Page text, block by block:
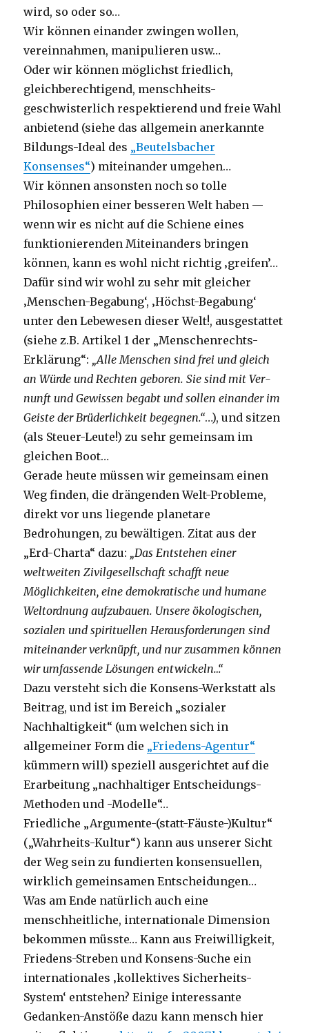
wird, so oder so…
Wir können einander zwingen wollen,
vereinnahmen, manipulieren usw…
Oder wir können möglichst friedlich,
gleichberechtigend, menschheits-
geschwisterlich respektierend und freie Wahl
anbietend (siehe das allgemein anerkannte
Bildungs-Ideal des „Beutelsbacher
Konsenses“) miteinander umgehen…
Wir können ansonsten noch so tolle
Philosophien einer besseren Welt haben —
wenn wir es nicht auf die Schiene eines
funktionierenden Miteinanders bringen
können, kann es wohl nicht richtig ‚greifen’…
Dafür sind wir wohl zu sehr mit gleicher
‚Menschen-Begabung‘, ‚Höchst-Begabung‘
unter den Lebewesen dieser Welt!, ausgestattet
(siehe z.B. Artikel 1 der „Menschenrechts-
Erklärung“: „Alle Men­schen sind frei und gle­ich
an Würde und Rechten geboren. Sie sind mit Ver­
nunft und Gewis­sen begabt und sollen einan­der im
Geiste der Brüder­lichkeit begegnen.“…), und sitzen
(als Steuer-Leute!) zu sehr gemeinsam im
gleichen Boot…
Gerade heute müssen wir gemeinsam einen
Weg finden, die drängenden Welt-Probleme,
direkt vor uns liegende planetare
Bedrohungen, zu bewältigen. Zitat aus der
„Erd-Charta“ dazu: „Das Entstehen einer
weltweiten Zivilgesellschaft schafft neue
Möglichkeiten, eine demokratische und humane
Weltordnung aufzubauen. Unsere ökologischen,
sozialen und spirituellen Herausforderungen sind
miteinander verknüpft, und nur zusammen können
wir umfassende Lösungen entwickeln…“
Dazu versteht sich die Konsens-Werkstatt als
Beitrag, und ist im Bereich „sozialer
Nachhaltigkeit“ (um welchen sich in
allgemeiner Form die „Friedens-Agentur“
kümmern will) speziell ausgerichtet auf die
Erarbeitung „nachhaltiger Entscheidungs-
Methoden und -Modelle“…
Friedliche „Argumente-(statt-Fäuste-)Kultur“
(„Wahrheits-Kultur“) kann aus unserer Sicht
der Weg sein zu fundierten konsensuellen,
wirklich gemeinsamen Entscheidungen…
Was am Ende natürlich auch eine
menschheitliche, internationale Dimension
bekommen müsste… Kann aus Freiwilligkeit,
Friedens-Streben und Konsens-Suche ein
internationales ‚kollektives Sicherheits-
System‘ entstehen? Einige interessante
Gedanken-Anstöße dazu kann mensch hier